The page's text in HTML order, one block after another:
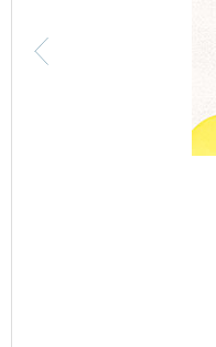
カーテン